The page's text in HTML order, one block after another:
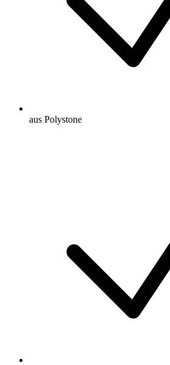
aus Polystone